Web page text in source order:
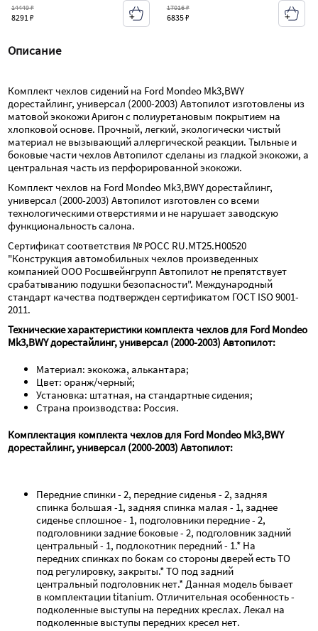
8291 ₽
14449 ₽
6835 ₽
17016 ₽
Описание
Комплект чехлов сидений на Ford Mondeo Mk3,BWY
дорестайлинг, универсал (2000-2003) Автопилот изготовлены из
матовой экокожи Аригон с полиуретановым покрытием на
хлопковой основе. Прочный, легкий, экологически чистый
материал не вызывающий аллергической реакции. Тыльные и
боковые части чехлов Автопилот сделаны из гладкой экокожи, а
центральная часть из перфорированной экокожи.
Комплект чехлов на Ford Mondeo Mk3,BWY дорестайлинг,
универсал (2000-2003) Автопилот изготовлен со всеми
технологическими отверстиями и не нарушает заводскую
функциональность салона.
Сертификат соответствия № РОСС RU.МТ25.Н00520
"Конструкция автомобильных чехлов произведенных
компанией ООО Росшвейнгрупп Автопилот не препятствует
срабатыванию подушки безопасности". Международный
стандарт качества подтвержден сертификатом ГОСТ ISO 9001-
2011.
Технические характеристики комплекта чехлов для Ford Mondeo
Mk3,BWY дорестайлинг, универсал (2000-2003) Автопилот:
Материал: экокожа, алькантара;
Цвет: оранж/черный;
Установка: штатная, на стандартные сидения;
Страна производства: Россия.
Комплектация комплекта чехлов для Ford Mondeo Mk3,BWY
дорестайлинг, универсал (2000-2003) Автопилот:
Передние спинки - 2, передние сиденья - 2, задняя
спинка большая -1, задняя спинка малая - 1, заднее
сиденье сплошное - 1, подголовники передние - 2,
подголовники задние боковые - 2, подголовник задний
центральный - 1, подлокотник передний - 1.* На
передних спинках по бокам со стороны дверей есть ТО
под регулировку, закрыты.* ТО под задний
центральный подголовник нет.* Данная модель бывает
в комплектации titanium. Отличительная особенность -
подколенные выступы на передних креслах. Лекал на
подколенные выступы передних кресел нет.